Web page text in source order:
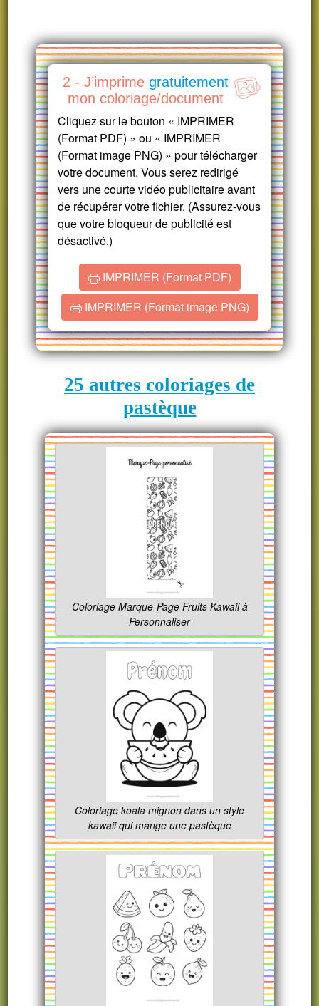
2 - J’imprime gratuitement
mon coloriage/document
Cliquez sur le bouton « IMPRIMER
(Format PDF) » ou « IMPRIMER
(Format image PNG) » pour télécharger
votre document. Vous serez redirigé
vers une courte vidéo publicitaire avant
de récupérer votre fichier. (Assurez-vous
que votre bloqueur de publicité est
désactivé.)
IMPRIMER (Format PDF)
IMPRIMER (Format image PNG)
25 autres coloriages de
pastèque
Coloriage Marque-Page Fruits Kawaii à
Personnaliser
Coloriage koala mignon dans un style
kawaii qui mange une pastèque